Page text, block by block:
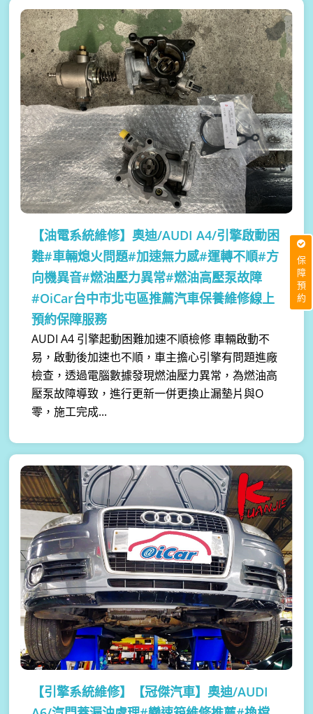
【油電系統維修】奧迪/AUDI A4/引擎啟動困
難#車輛熄火問題#加速無力感#運轉不順#方
向機異音#燃油壓力異常#燃油高壓泵故障
#OiCar台中市北屯區推薦汽車保養維修線上
預約保障服務
AUDI A4 引擎起動困難加速不順檢修 車輛啟動不
易，啟動後加速也不順，車主擔心引擎有問題進廠
檢查，透過電腦數據發現燃油壓力異常，為燃油高
壓泵故障導致，進行更新一併更換止漏墊片與O
零，施工完成...
【引擎系統維修】
【冠傑汽車】奧迪/AUDI
保障預約